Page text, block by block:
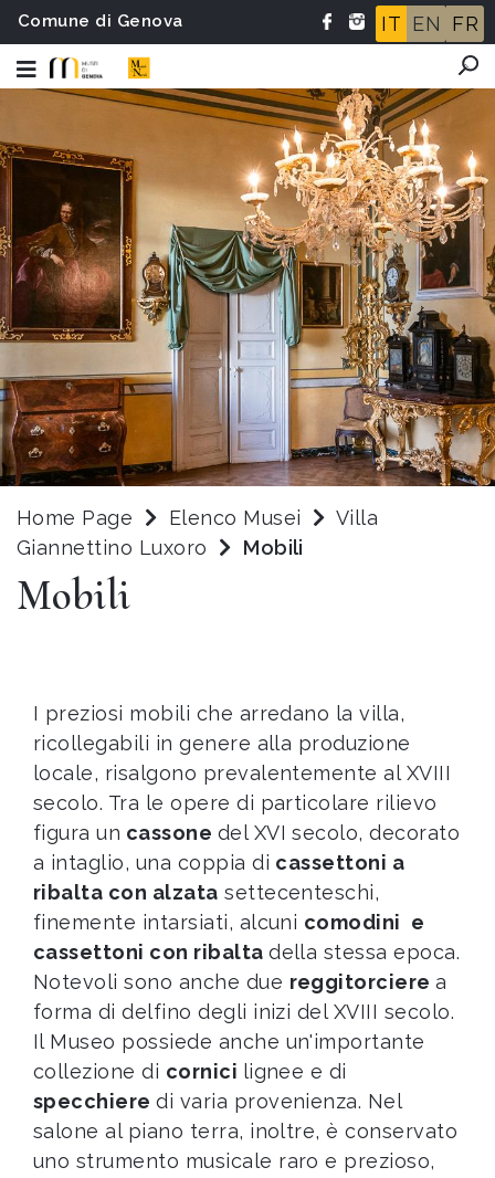
Comune di Genova IT EN FR
Home Page Elenco Musei
Villa
Giannettino Luxoro
Mobili
Mobili
I preziosi mobili che arredano la villa,
ricollegabili in genere alla produzione
locale, risalgono prevalentemente al XVIII
secolo. Tra le opere di particolare rilievo
figura un cassone del XVI secolo, decorato
a intaglio, una coppia di cassettoni a
ribalta con alzata settecenteschi,
finemente intarsiati, alcuni comodini e
cassettoni con ribaltadella stessa epoca.
Notevoli sono anche due reggitorcierea
forma di delfino degli inizi del XVIII secolo.
Il Museo possiede anche un'importante
collezione di cornici lignee e di
specchieredi varia provenienza. Nel
salone al piano terra, inoltre, è conservato
uno strumento musicale raro e prezioso,